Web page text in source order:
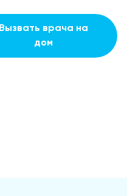
Вызвать врача на
дом